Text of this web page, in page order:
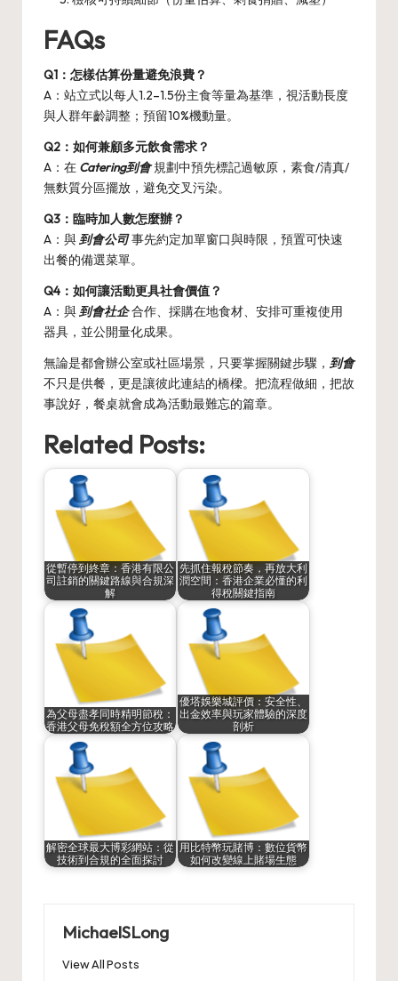
FAQs
Q1：怎樣估算份量避免浪費？
A：站立式以每人1.2–1.5份主食等量為基準，視活動長度
與人群年齡調整；預留10%機動量。
Q2：如何兼顧多元飲食需求？
A：在 Catering到會規劃中預先標記過敏原，素食/清真/
無麩質分區擺放，避免交叉污染。
Q3：臨時加人數怎麼辦？
A：與到會公司事先約定加單窗口與時限，預置可快速
出餐的備選菜單。
Q4：如何讓活動更具社會價值？
A：與到會社企合作、採購在地食材、安排可重複使用
器具，並公開量化成果。
無論是都會辦公室或社區場景，只要掌握關鍵步驟， 到會
不只是供餐，更是讓彼此連結的橋樑。把流程做細，把故
事說好，餐桌就會成為活動最難忘的篇章。
Related Posts:
從暫停到終章：香港有限公
司註銷的關鍵路線與合規深
解
先抓住報稅節奏，再放大利
潤空間：香港企業必懂的利
得稅關鍵指南
為父母盡孝同時精明節稅：
香港父母免稅額全方位攻略
優塔娛樂城評價：安全性、
出金效率與玩家體驗的深度
剖析
解密全球最大博彩網站：從
技術到合規的全面探討
用比特幣玩賭博：數位貨幣
如何改變線上賭場生態
MichaelSLong
View All Posts